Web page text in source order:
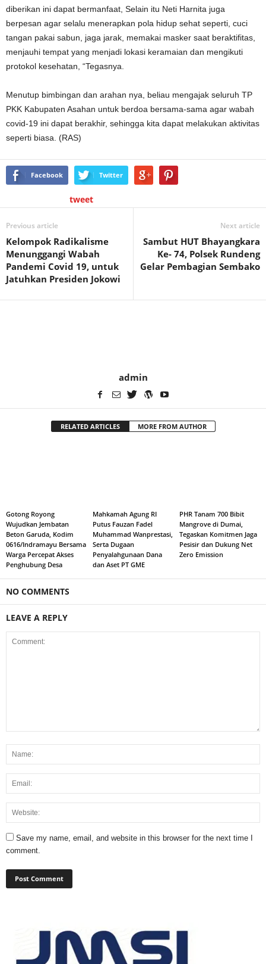
diberikan ini dapat bermanfaat, Selain itu Neti Harnita juga
berpesan agar selalu menerapkan pola hidup sehat seperti, cuci
tangan pakai sabun, jaga jarak, memakai masker saat beraktifitas,
menjauhi tempat yang menjadi lokasi keramaian dan mengikuti
protokol kesehatan, “Tegasnya.
Menutup bimbingan dan arahan nya, beliau mengajak seluruh TP
PKK Kabupaten Asahan untuk berdoa bersama-sama agar wabah
covid-19 ini dapat berakhir, sehingga kita dapat melakukan aktivitas
seperti biasa. (RAS)
Facebook Twitter
tweet
Previous article
Kelompok Radikalisme
Menunggangi Wabah
Pandemi Covid 19, untuk
Jatuhkan Presiden Jokowi
Next article
Sambut HUT Bhayangkara
Ke- 74, Polsek Rundeng
Gelar Pembagian Sembako
admin
RELATED ARTICLES MORE FROM AUTHOR
Gotong Royong
Wujudkan Jembatan
Beton Garuda, Kodim
0616/Indramayu Bersama
Warga Percepat Akses
Penghubung Desa
Mahkamah Agung RI
Putus Fauzan Fadel
Muhammad Wanprestasi,
Serta Dugaan
Penyalahgunaan Dana
dan Aset PT GME
PHR Tanam 700 Bibit
Mangrove di Dumai,
Tegaskan Komitmen Jaga
Pesisir dan Dukung Net
Zero Emission
NO COMMENTS
LEAVE A REPLY
Save my name, email, and website in this browser for the next time I
comment.